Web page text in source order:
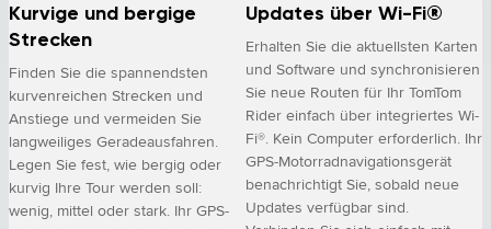
Kurvige und bergige
Strecken
Finden Sie die spannendsten
kurvenreichen Strecken und
Anstiege und vermeiden Sie
langweiliges Geradeausfahren.
Legen Sie fest, wie bergig oder
kurvig Ihre Tour werden soll:
wenig, mittel oder stark. Ihr GPS-
Updates über Wi-Fi®
Erhalten Sie die aktuellsten Karten
und Software und synchronisieren
Sie neue Routen für Ihr TomTom
Rider einfach über integriertes Wi-
Fi®. Kein Computer erforderlich. Ihr
GPS-Motorradnavigationsgerät
benachrichtigt Sie, sobald neue
Updates verfügbar sind.